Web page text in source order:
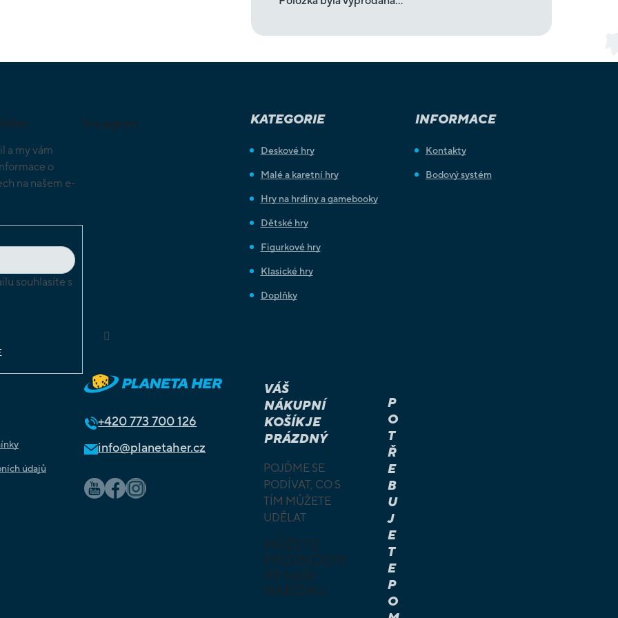
a my vám
o
na našem e-
souhlasíte s
Instagram KATEGORIE
Deskové hry
Malé a karetní hry
Hry na hrdiny a gamebooky
Dětské hry
Figurkové hry
Klasické hry
Doplňky
INFORMACE
Kontakty
Bodový systém
údajů
+420773 700 126
info@planetaher.cz
VÁŠ
NÁKUPNÍ
KOŠÍK JE
PRÁZDNÝ
POJĎME SE
PODÍVAT, CO S
TÍM MŮŽETE
UDĚLAT
MŮŽETE
PROZKOUM
AT NAŠI
NABÍDKU
P
O
T
Ř
E
B
U
J
E
T
E
P
O